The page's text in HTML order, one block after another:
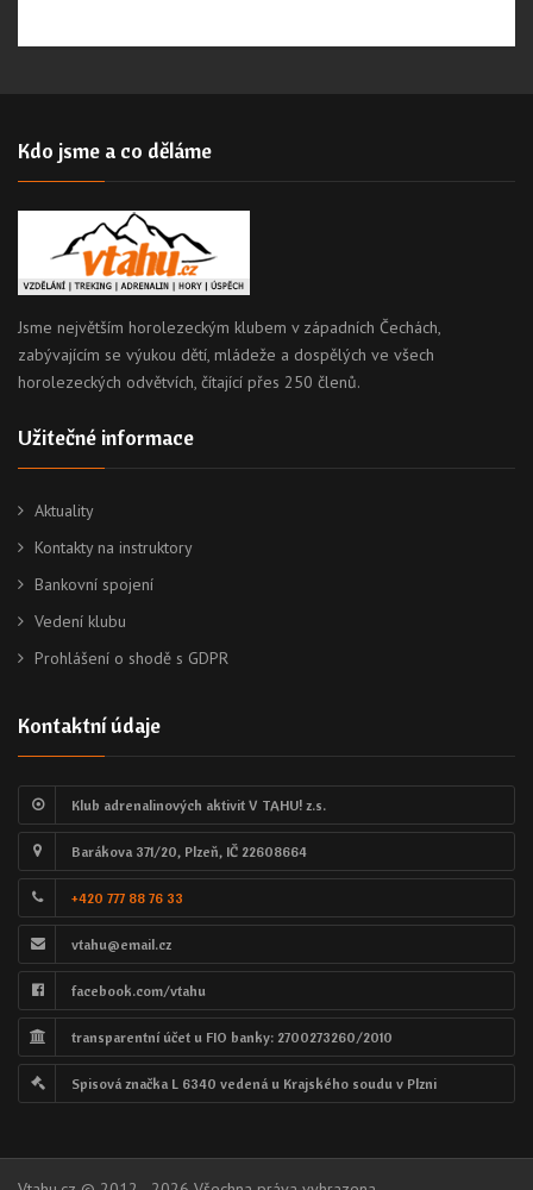
Kdo jsme a co děláme
Jsme největším horolezeckým klubem v západních Čechách,
zabývajícím se výukou dětí, mládeže a dospělých ve všech
horolezeckých odvětvích, čítající přes 250 členů.
Užitečné informace
Aktuality
Kontakty na instruktory
Bankovní spojení
Vedení klubu
Prohlášení o shodě s GDPR
Kontaktní údaje
Klub adrenalinových aktivit V TAHU! z.s.
Barákova 371/20, Plzeň, IČ 22608664
+420 777 88 76 33
vtahu@email.cz
facebook.com/vtahu
transparentní účet u FIO banky: 2700273260/2010
Spisová značka L 6340 vedená u Krajského soudu v Plzni